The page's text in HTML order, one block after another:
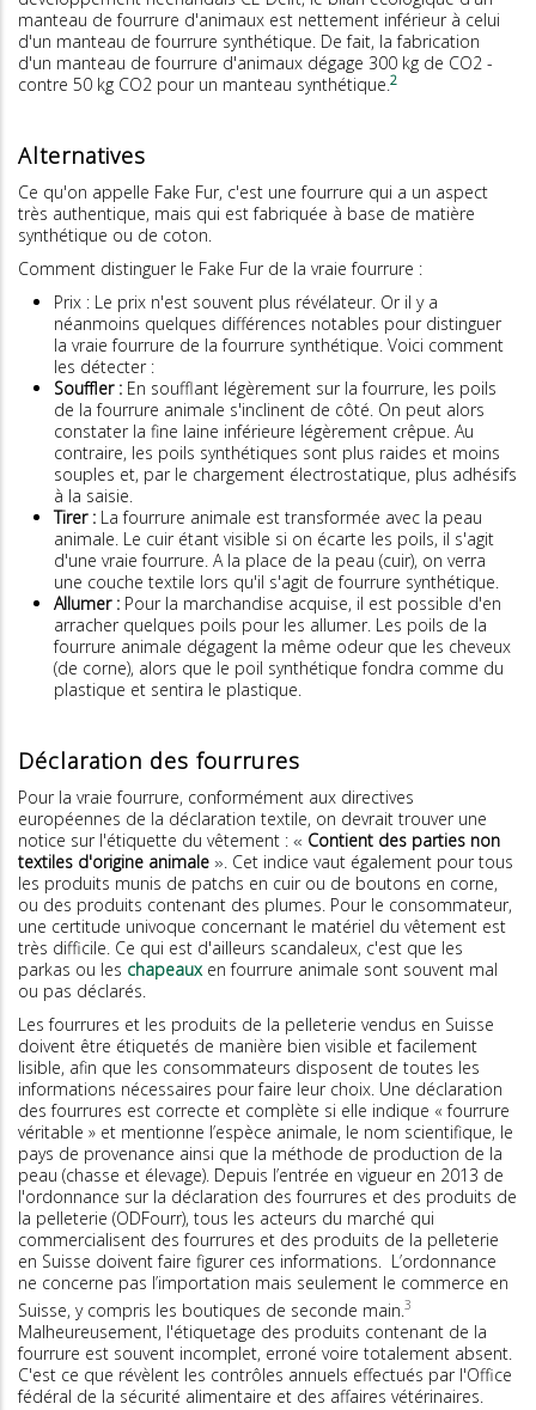
manteau de fourrure d'animaux est nettement inférieur à celui
d'un manteau de fourrure synthétique. De fait, la fabrication
d'un manteau de fourrure d'animaux dégage 300 kg de CO2 -
contre 50 kg CO2 pour un manteau synthétique.2
Alternatives
Ce qu'on appelle Fake Fur, c'est une fourrure qui a un aspect
très authentique, mais qui est fabriquée à base de matière
synthétique ou de coton.
Comment distinguer le Fake Fur de la vraie fourrure :
Prix : Le prix n'est souvent plus révélateur. Or il y a
néanmoins quelques différences notables pour distinguer
la vraie fourrure de la fourrure synthétique. Voici comment
les détecter :
Souffler : En soufflant légèrement sur la fourrure, les poils
de la fourrure animale s'inclinent de côté. On peut alors
constater la fine laine inférieure légèrement crêpue. Au
contraire, les poils synthétiques sont plus raides et moins
souples et, par le chargement électrostatique, plus adhésifs
à la saisie.
Tirer : La fourrure animale est transformée avec la peau
animale. Le cuir étant visible si on écarte les poils, il s'agit
d'une vraie fourrure. A la place de la peau (cuir), on verra
une couche textile lors qu'il s'agit de fourrure synthétique.
Allumer : Pour la marchandise acquise, il est possible d'en
arracher quelques poils pour les allumer. Les poils de la
fourrure animale dégagent la même odeur que les cheveux
(de corne), alors que le poil synthétique fondra comme du
plastique et sentira le plastique.
Déclaration des fourrures
Pour la vraie fourrure, conformément aux directives
européennes de la déclaration textile, on devrait trouver une
notice sur l'étiquette du vêtement : « Contient des parties non
textiles d'origine animale ». Cet indice vaut également pour tous
les produits munis de patchs en cuir ou de boutons en corne,
ou des produits contenant des plumes. Pour le consommateur,
une certitude univoque concernant le matériel du vêtement est
très difficile. Ce qui est d'ailleurs scandaleux, c'est que les
parkas ou les chapeauxen fourrure animale sont souvent mal
ou pas déclarés.
Les fourrures et les produits de la pelleterie vendus en Suisse
doivent être étiquetés de manière bien visible et facilement
lisible, afin que les consommateurs disposent de toutes les
informations nécessaires pour faire leur choix. Une déclaration
des fourrures est correcte et complète si elle indique « fourrure
véritable » et mentionne l’espèce animale, le nom scientifique, le
pays de provenance ainsi que la méthode de production de la
peau (chasse et élevage). Depuis l’entrée en vigueur en 2013 de
l'ordonnance sur la déclaration des fourrures et des produits de
la pelleterie (ODFourr), tous les acteurs du marché qui
commercialisent des fourrures et des produits de la pelleterie
en Suisse doivent faire figurer ces informations. L’ordonnance
ne concerne pas l’importation mais seulement le commerce en
Suisse, y compris les boutiques de seconde main.3
Malheureusement, l'étiquetage des produits contenant de la
fourrure est souvent incomplet, erroné voire totalement absent.
C'est ce que révèlent les contrôles annuels effectués par l'Office
fédéral de la sécurité alimentaire et des affaires vétérinaires.